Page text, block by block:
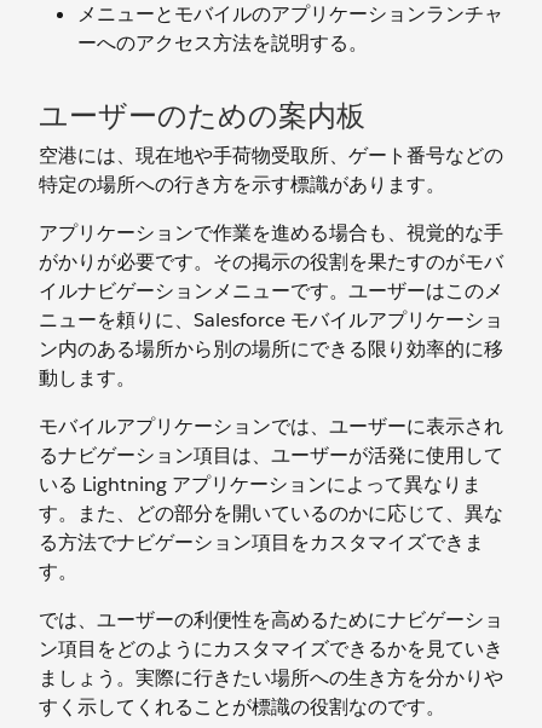
メニューとモバイルのアプリケーションランチャ
ーへのアクセス方法を説明する。
ユーザーのための案内板
空港には、現在地や手荷物受取所、ゲート番号などの
特定の場所への行き方を示す標識があります。
アプリケーションで作業を進める場合も、視覚的な手
がかりが必要です。その掲示の役割を果たすのがモバ
イルナビゲーションメニューです。ユーザーはこのメ
ニューを頼りに、Salesforce モバイルアプリケーショ
ン内のある場所から別の場所にできる限り効率的に移
動します。
モバイルアプリケーションでは、ユーザーに表示され
るナビゲーション項目は、ユーザーが活発に使用して
いる Lightning アプリケーションによって異なりま
す。また、どの部分を開いているのかに応じて、異な
る方法でナビゲーション項目をカスタマイズできま
す。
では、ユーザーの利便性を高めるためにナビゲーショ
ン項目をどのようにカスタマイズできるかを見ていき
ましょう。実際に行きたい場所への生き方を分かりや
すく示してくれることが標識の役割なのです。